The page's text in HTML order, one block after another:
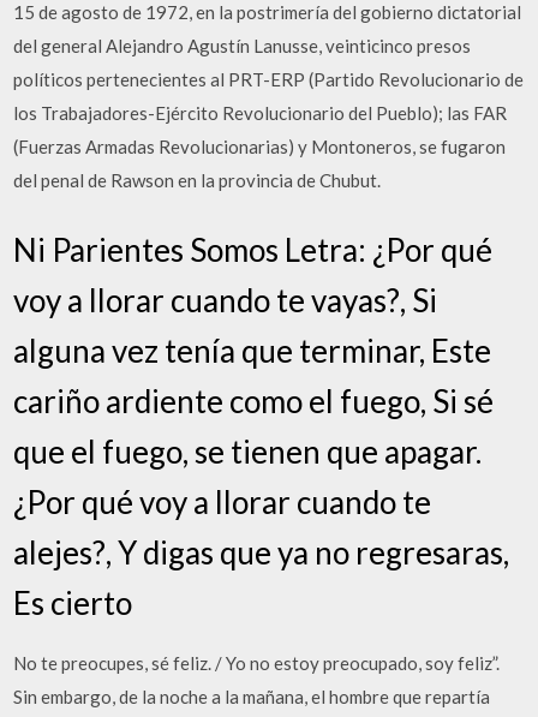
15 de agosto de 1972, en la postrimería del gobierno dictatorial
del general Alejandro Agustín Lanusse, veinticinco presos
políticos pertenecientes al PRT-ERP (Partido Revolucionario de
los Trabajadores-Ejército Revolucionario del Pueblo); las FAR
(Fuerzas Armadas Revolucionarias) y Montoneros, se fugaron
del penal de Rawson en la provincia de Chubut.
Ni Parientes Somos Letra: ¿Por qué
voy a llorar cuando te vayas?, Si
alguna vez tenía que terminar, Este
cariño ardiente como el fuego, Si sé
que el fuego, se tienen que apagar.
¿Por qué voy a llorar cuando te
alejes?, Y digas que ya no regresaras,
Es cierto
No te preocupes, sé feliz. / Yo no estoy preocupado, soy feliz”.
Sin embargo, de la noche a la mañana, el hombre que repartía